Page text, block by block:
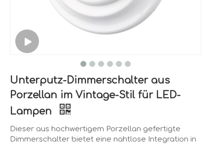
Unterputz-Dimmerschalter aus
Porzellan im Vintage-Stil für LED-
Lampen
Dieser aus hochwertigem Porzellan gefertigte
Dimmerschalter bietet eine nahtlose Integration in